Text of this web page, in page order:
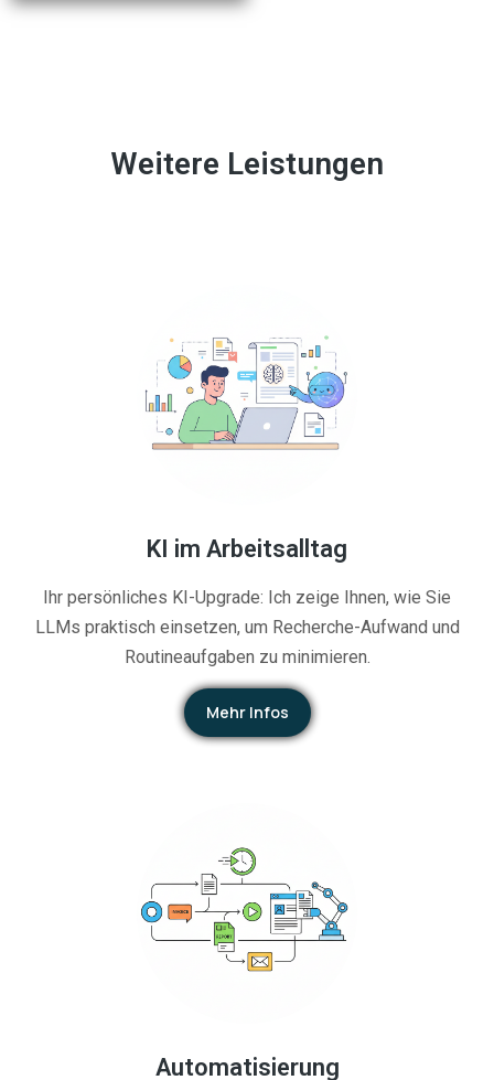
Weitere Leistungen
KI im Arbeitsalltag
Ihr persönliches KI-Upgrade: Ich zeige Ihnen, wie Sie
LLMs praktisch einsetzen, um Recherche-Aufwand und
Routineaufgaben zu minimieren.
Mehr Infos
Automatisierung